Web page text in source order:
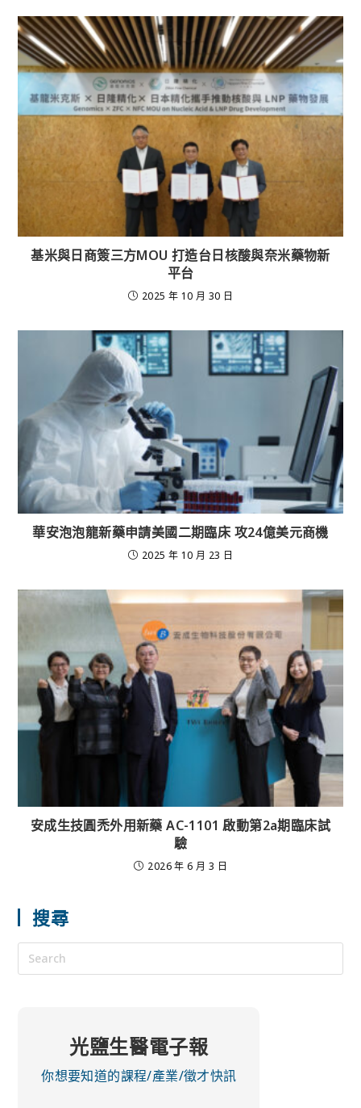
基米與日商簽三方MOU 打造台日核酸與奈米藥物新
平台
2025 年 10 月 30 日
華安泡泡龍新藥申請美國二期臨床 攻24億美元商機
2025 年 10 月 23 日
安成生技圓禿外用新藥 AC-1101 啟動第2a期臨床試
驗
2026 年 6 月 3 日
搜尋
光鹽生醫電子報
你想要知道的課程/產業/徵才快訊